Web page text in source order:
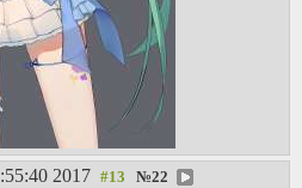
2017 №22